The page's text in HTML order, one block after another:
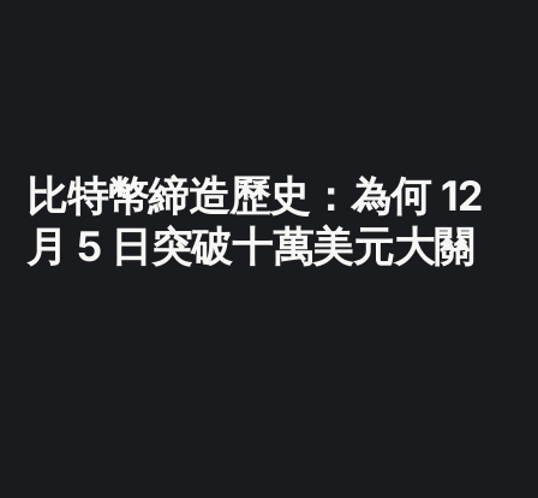
比特幣締造歷史：為何 12
月 5 日突破十萬美元大關